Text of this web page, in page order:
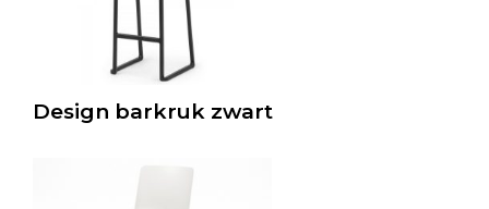
Design barkruk zwart